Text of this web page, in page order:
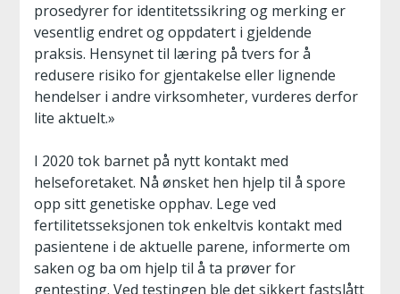
prosedyrer for identitetssikring og merking er
vesentlig endret og oppdatert i gjeldende
praksis. Hensynet til læring på tvers for å
redusere risiko for gjentakelse eller lignende
hendelser i andre virksomheter, vurderes derfor
lite aktuelt.»
I 2020 tok barnet på nytt kontakt med
helseforetaket. Nå ønsket hen hjelp til å spore
opp sitt genetiske opphav. Lege ved
fertilitetsseksjonen tok enkeltvis kontakt med
pasientene i de aktuelle parene, informerte om
saken og ba om hjelp til å ta prøver for
gentesting. Ved testingen ble det sikkert fastslått